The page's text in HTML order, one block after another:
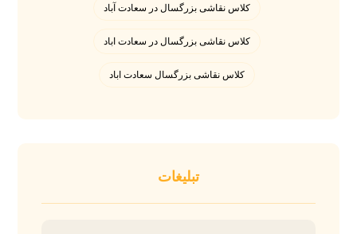
کلاس نقاشی بزرگسال در سعادت آباد
کلاس نقاشی بزرگسال در سعادت اباد
کلاس نقاشی بزرگسال سعادت اباد
تبلیغات